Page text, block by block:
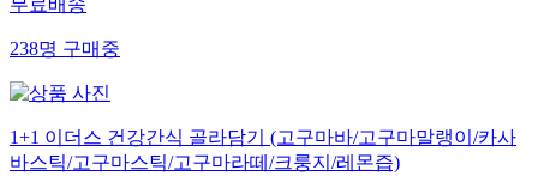
무료배송
238명구매중
1+1 이더스 건강간식 골라담기 (고구마바/고구마말랭이/카사
바스틱/고구마스틱/고구마라떼/크룽지/레몬즙)